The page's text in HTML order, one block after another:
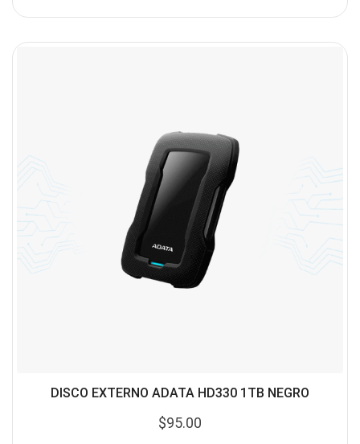
DISCO EXTERNO ADATA HD330 1TB NEGRO
$95.00